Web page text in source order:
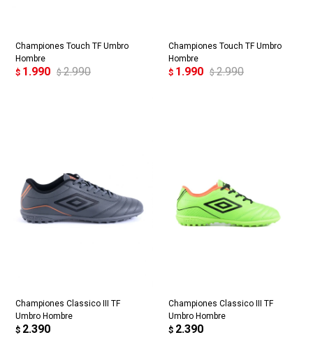
Championes Touch TF Umbro
Hombre
$ 1.990 $ 2.990
Championes Touch TF Umbro
Hombre
$ 1.990 $ 2.990
Championes Classico III TF
Umbro Hombre
$ 2.390
Championes Classico III TF
Umbro Hombre
$ 2.390